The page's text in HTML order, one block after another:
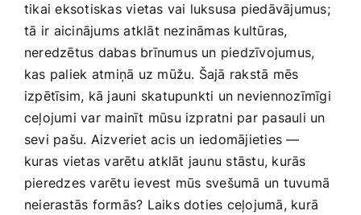
Rotaļlietas, bērnu preces
Smaržas, kosmētika
Sports, tūrisms un atpūta
TV un Sadzīves tehnika
tikai eksotiskas vietas vai luksusa piedāvājumus;
tā ir ⁢aicinājums atklāt nezināmas kultūras,
neredzētus dabas brīnumus un piedzīvojumus,
kas paliek⁤ atmiņā uz mūžu. Šajā rakstā mēs
izpētīsim, kā jauni skatupunkti un neviennozīmīgi
ceļojumi ​var mainīt mūsu izpratni par pasauli ​un
sevi pašu. Aizveriet acis un iedomājieties —
kuras⁤ vietas varētu atklāt ⁤jaunu stāstu, kurās
pieredzes varētu​ ievest mūs ⁣svešumā un tuvumā
neierastās formās? Laiks doties ceļojumā, kurā